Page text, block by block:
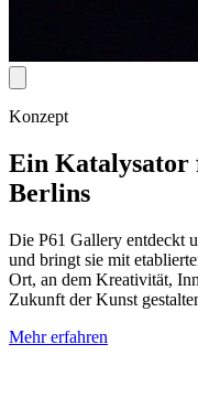
Konzept
Ein Katalysator
Berlins
Die P61 Gallery entdeckt
und bringt sie mit
Ort, an dem Kreativität,
Zukunft der Kunst
Mehr erfahren